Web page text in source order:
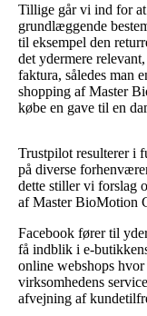
Tillige går vi ind for
grundlæggende
til eksempel den
det ydermere
faktura, således man
shopping af Master
købe en gave til en
Trustpilot resulterer i
på diverse
dette stiller vi forslag
af Master BioMotion
Facebook fører til
få indblik i e-
online webshops
virksomhedens
afvejning af